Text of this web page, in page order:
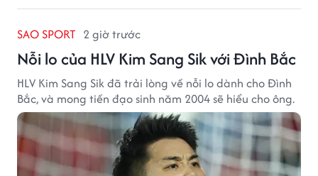
SAO SPORT 2 giờ trước
Nỗi lo của HLV Kim Sang Sik với Đình Bắc
HLV Kim Sang Sik đã trải lòng về nỗi lo dành cho Đình
Bắc, và mong tiền đạo sinh năm 2004 sẽ hiểu cho ông.